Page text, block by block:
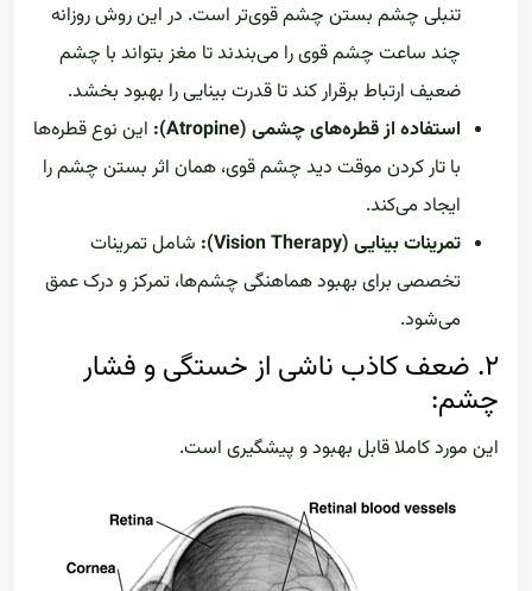
تنبلی چشم بستن چشم قوی‌تر است. در این روش روزانه
چند ساعت چشم قوی را می‌بندند تا مغز بتواند با چشم
ضعیف ارتباط برقرار کند تا قدرت بینایی را بهبود بخشد.
استفاده از قطره‌های چشمی (Atropine):
این نوع قطره‌ها
با تار کردن موقت دید چشم قوی، همان اثر بستن چشم را
ایجاد می‌کند.
تمرینات بینایی (Vision Therapy):
شامل تمرینات
تخصصی برای بهبود هماهنگی چشم‌ها، تمرکز و درک عمق
می‌شود.
۲. ضعف کاذب ناشی از خستگی و فشار
چشم:
این مورد کاملا قابل بهبود و پیشگیری است.